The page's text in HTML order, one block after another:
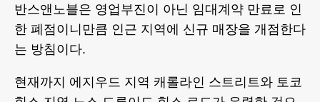
반스앤노블은 영업부진이 아닌 임대계약 만료로 인
한 폐점이니만큼 인근 지역에 신규 매장을 개점한다
는 방침이다.
현재까지 에지우드 지역 캐롤라인 스트리트와 토코